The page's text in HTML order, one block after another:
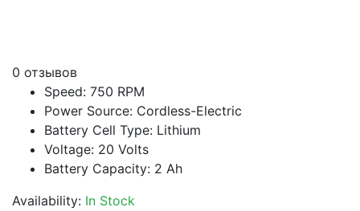
0 отзывов
Speed: 750 RPM
Power Source: Cordless-Electric
Battery Cell Type: Lithium
Voltage: 20 Volts
Battery Capacity: 2 Ah
Availability: In Stock